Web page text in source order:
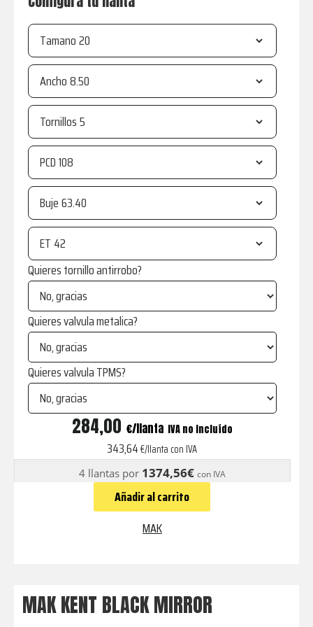
Tamano
Ancho
Tornillos
PCD
Buje
ET
Quieres tornillo antirrobo?
Quieres valvula metalica?
Quieres valvula TPMS?
MIRROR
cantidad
284,00 € IVA no incluído
343,64€/llanta con IVA
4 llantas por 1374,56€ con IVA
Añadir al carrito
MAK
MAK KENT BLACK MIRROR